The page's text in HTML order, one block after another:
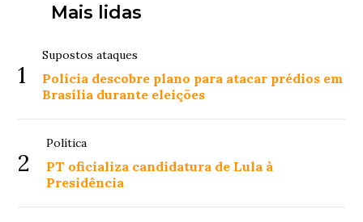
Mais lidas
1
Supostos ataques
Polícia descobre plano para atacar prédios em
Brasília durante eleições
2
Política
PT oficializa candidatura de Lula à
Presidência